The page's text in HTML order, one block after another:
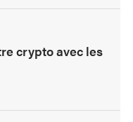
crypto avec les